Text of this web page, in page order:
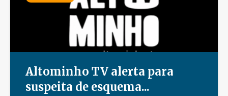
Altominho TV alerta para
suspeita de esquema...